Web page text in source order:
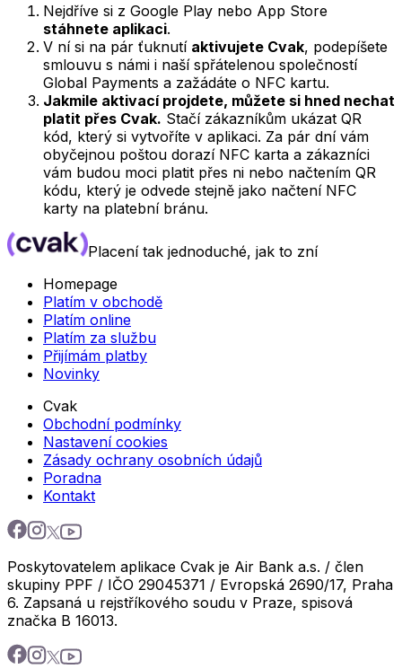
Nejdříve si z Google Play nebo App Store
stáhnete aplikaci.
V ní si na pár ťuknutí aktivujete Cvak, podepíšete
smlouvu s námi i naší spřátelenou společností
Global Payments a zažádáte o NFC kartu.
Jakmile aktivací projdete, můžete si hned nechat
platit přes Cvak. Stačí zákazníkům ukázat QR
kód, který si vytvoříte v aplikaci. Za pár dní vám
obyčejnou poštou dorazí NFC karta a zákazníci
vám budou moci platit přes ni nebo načtením QR
kódu, který je odvede stejně jako načtení NFC
karty na platební bránu.
Placení tak jednoduché, jak to zní
Homepage
Platím v obchodě
Platím online
Platím za službu
Přijímám platby
Novinky
Cvak
Obchodní podmínky
Nastavení cookies
Zásady ochrany osobních údajů
Poradna
Kontakt
Poskytovatelem aplikace Cvak je Air Bank a.s. / člen
skupiny PPF / IČO 29045371 / Evropská 2690/17, Praha
6. Zapsaná u rejstříkového soudu v Praze, spisová
značka B 16013.